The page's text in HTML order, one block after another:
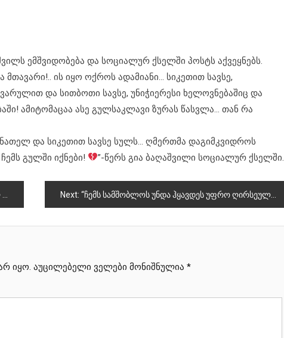
ემშვიდობება და სოციალურ ქსელში პოსტს აქვეყნებს.
ის იყო ოქროს ადამიანი… სიკეთით სავსე,
და სითბოთი სავსე, უნიჭიერესი ხელოვნებაშიც და
ამიტომაცაა ასე გულსაკლავი ზურას წასვლა… თან რა
ნათელ და სიკეთით სავსე სულს… ღმერთმა დაგიმკვიდროს
გულში იქნები!
”-წერს გია ბაღაშვილი სოციალურ ქსელში.
Next: “ჩემს სამშობლოს უნდა ჰყავდეს უფრო ღირსეული, მართლმადიდებელი პრეზიდენტი”
იყო. აუცილებელი ველები მონიშნულია *